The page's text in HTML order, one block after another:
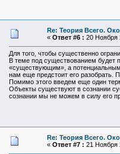
Re: Теория Всего.
« Ответ #6 : 20 Ноября
Для того, чтобы существенно
В теме под существованием будет
«существующим», а
нам еще предстоит его разобрать.
Помимо этого введем еще один
Объекты существуют в сознании
сознании мы не можем в силу его
Re: Теория Всего.
« Ответ #7 : 21 Ноября